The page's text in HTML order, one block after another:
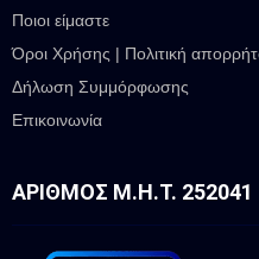
Ποιοι είμαστε
Όροι Χρήσης | Πολιτική
Δήλωση Συμμόρφωσης
Επικοινωνία
ΑΡΙΘΜΌΣ Μ.Η.Τ. 252041